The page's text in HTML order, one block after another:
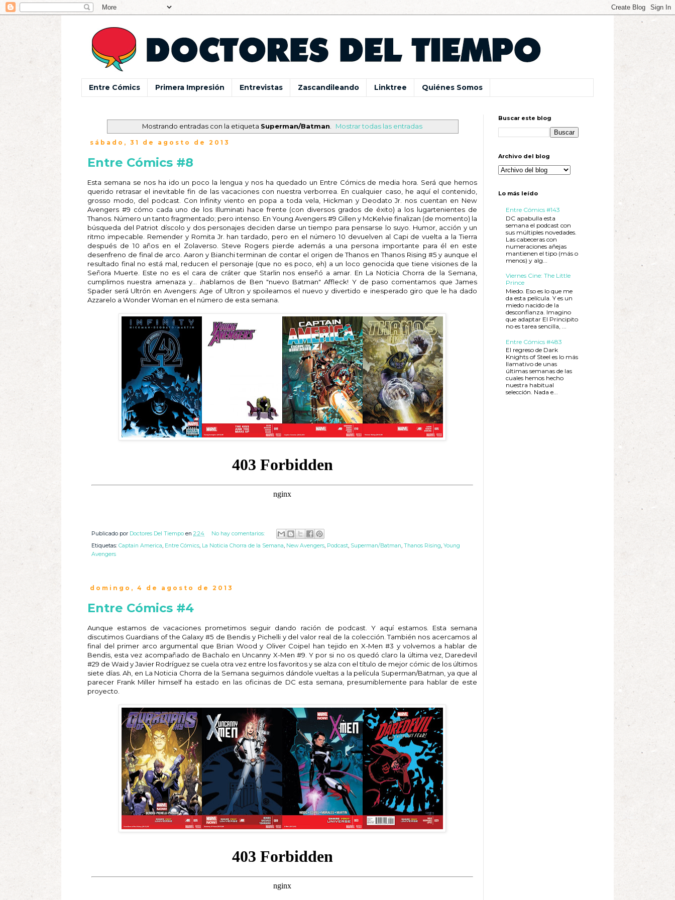
Entre Cómics Primera Impresión Entrevistas Zascandileando Linktree Quiénes Somos
Mostrando entradas con la etiqueta Superman/Batman Mostrar todas las entradas
sábado, 31 de agosto de 2013
Entre Cómics #8
Esta semana se nos ha ido un poco la lengua y nos ha quedado un Entre Cómics de media hora. Será que hemos
querido retrasar el inevitable fin de las vacaciones con nuestra verborrea. En cualquier caso, he aquí el contenido,
grosso modo, del podcast. Con Infinity viento en popa a toda vela, Hickman y Deodato Jr. nos cuentan en New
Avengers #9 cómo cada uno de los Illuminati hace frente (con diversos grados de éxito) a los lugartenientes de
Thanos. Número un tanto fragmentado; pero intenso. En Young Avengers #9 Gillen y McKelvie finalizan (de momento) la
búsqueda del Patriot díscolo y dos personajes deciden darse un tiempo para pensarse lo suyo. Humor, acción y un
ritmo impecable. Remender y Romita Jr. han tardado, pero en el número 10 devuelven al Capi de vuelta a la Tierra
después de 10 años en el Zolaverso. Steve Rogers pierde además a una persona importante para él en este
desenfreno de final de arco. Aaron y Bianchi terminan de contar el origen de Thanos en Thanos Rising #5 y aunque el
resultado final no está mal, reducen el personaje (que no es poco, eh) a un loco genocida que tiene visiones de la
Señora Muerte. Este no es el cara de cráter que Starlin nos enseñó a amar. En La Noticia Chorra de la Semana,
cumplimos nuestra amenaza y... ¡hablamos de Ben "nuevo Batman" Affleck! Y de paso comentamos que James
Spader será Ultrón en Avengers: Age of Ultron y spoileamos el nuevo y divertido e inesperado giro que le ha dado
Azzarelo a Wonder Woman en el número de esta semana.
Publicado por Doctores Del Tiempo en 2:24
No hay comentarios:
Etiquetas: Captain America, Entre Cómics, La Noticia Chorra de la Semana, New Avengers, Podcast, Superman/Batman, Thanos Rising, Young
Avengers
domingo, 4 de agosto de 2013
Entre Cómics #4
Aunque estamos de vacaciones prometimos seguir dando ración de podcast. Y aquí estamos. Esta semana
discutimos Guardians of the Galaxy #5 de Bendis y Pichelli y del valor real de la colección. También nos acercamos al
final del primer arco argumental que Brian Wood y Oliver Coipel han tejido en X-Men #3 y volvemos a hablar de
Bendis, esta vez acompañado de Bachalo en Uncanny X-Men #9. Y por si no os quedó claro la última vez, Daredevil
#29 de Waid y Javier Rodríguez se cuela otra vez entre los favoritos y se alza con el título de mejor cómic de los últimos
siete días. Ah, en La Noticia Chorra de la Semana seguimos dándole vueltas a la película Superman/Batman, ya que al
parecer Frank Miller himself ha estado en las oficinas de DC esta semana, presumiblemente para hablar de este
proyecto.
Buscar este blog
Archivo del blog
Lo más leído
Entre Cómics #143
DC apabulla esta
semana el podcast con
sus múltiples novedades.
Las cabeceras con
numeraciones añejas
mantienen el tipo (más o
menos) y alg...
Viernes Cine: The Little
Prince
Miedo. Eso es lo que me
da esta película. Y es un
miedo nacido de la
desconfianza. Imagino
que adaptar El Principito
no es tarea sencilla, ...
Entre Cómics #483
El regreso de Dark
Knights of Steel es lo más
llamativo de unas
últimas semanas de las
cuales hemos hecho
nuestra habitual
selección. Nada e...